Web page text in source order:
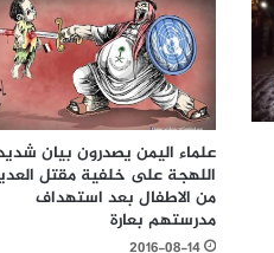
علماء اليمن يصدرون بيان
اللهجة على خلفية مقتل
من الاطفال بعد استهداف
مدرستهم بعارة